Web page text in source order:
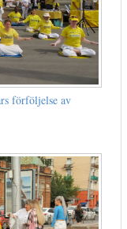
förföljelse av